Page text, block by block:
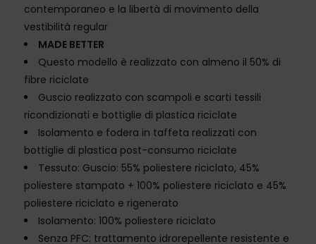
contemporaneo e la libertà di movimento della
vestibilità regular
MADE BETTER
Questo modello è realizzato con almeno il 50% di
fibre riciclate
Guscio realizzato con scampoli e scarti tessili
ricondizionati e bottiglie di plastica riciclate
Isolamento e fodera in taffeta realizzati con
bottiglie di plastica post-consumo riciclate
Tessuto: Guscio: 55% poliestere riciclato, 45%
poliestere stampato + 100% poliestere riciclato e 45%
poliestere riciclato e rigenerato
Isolamento: 100% poliestere riciclato
Senza PFC: trattamento idrorepellente resistente e